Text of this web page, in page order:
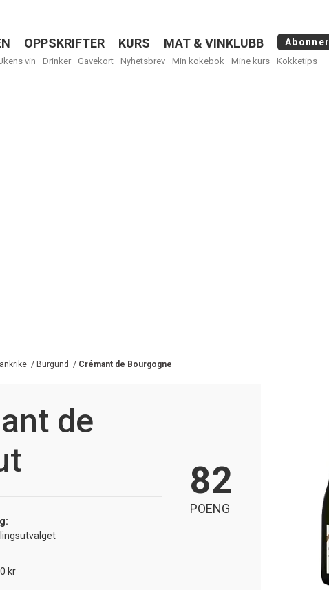
OPPSKRIFTER KURS MAT & VINKLUBB Abonner
vin Drinker Gavekort Nyhetsbrev Min kokebok Mine kurs Kokketips
/ Burgund / Crémant de Bourgogne
de
kr
82
POENG